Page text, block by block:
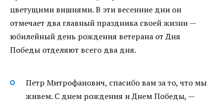
цветущими вишнями. В эти весенние дни он
отмечает два главный праздника своей жизни —
юбилейный день рождения ветерана от Дня
Победы отделяют всего два дня.
Петр Митрофанович, спасибо вам за то, что мы
живем. С днем рождения и Днем Победы, —